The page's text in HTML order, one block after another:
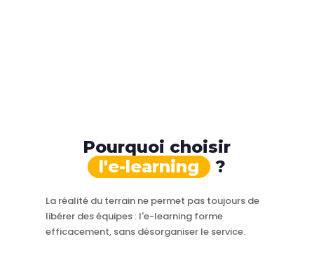
Pourquoi choisir
l'e-learning
?
La réalité du terrain ne permet pas toujours de
libérer des équipes : l'e-learning forme
efficacement, sans désorganiser le service.